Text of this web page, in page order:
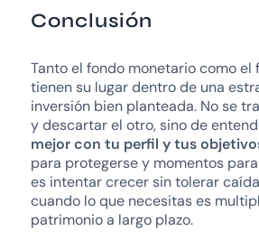
Conclusión
Tanto el fondo monetario como el
tienen su lugar dentro de una
inversión bien planteada. No se
y descartar el otro, sino de
mejor con tu perfil y tus
para protegerse y momentos
es intentar crecer sin tolerar
cuando lo que necesitas es
patrimonio a largo plazo.